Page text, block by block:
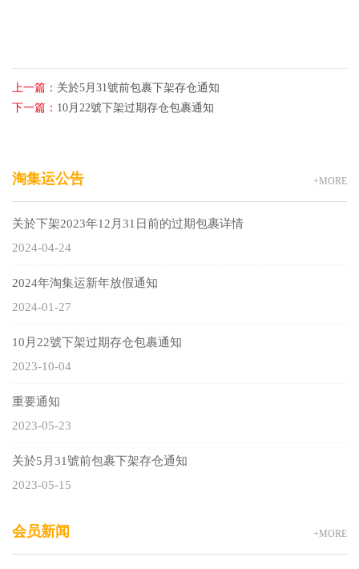
上一篇： 关於5月31號前包裹下架存仓通知
下一篇： 10月22號下架过期存仓包裹通知
淘集运公告 +MORE
关於下架2023年12月31日前的过期包裹详情
2024-04-24
2024年淘集运新年放假通知
2024-01-27
10月22號下架过期存仓包裹通知
2023-10-04
重要通知
2023-05-23
关於5月31號前包裹下架存仓通知
2023-05-15
会员新闻 +MORE